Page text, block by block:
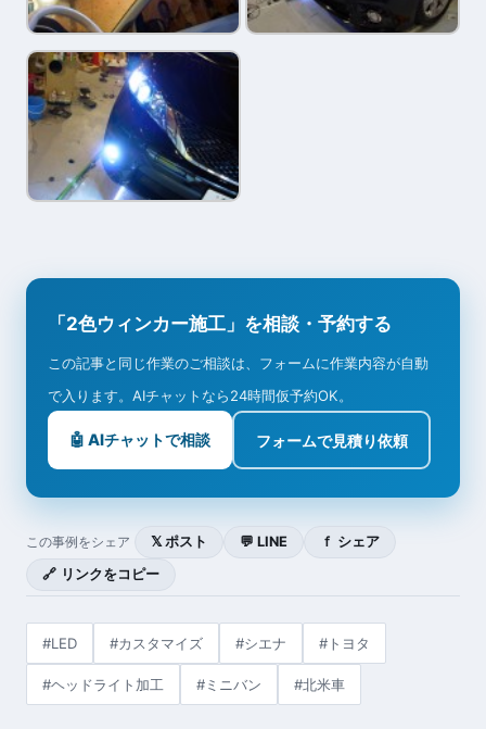
「2色ウィンカー施工」を相談・予約する
この記事と同じ作業のご相談は、フォームに作業内容が自動
で入ります。AIチャットなら24時間仮予約OK。
🤖 AIチャットで相談 フォームで見積り依頼
この事例をシェア 𝕏 ポスト 💬 LINE
ｆ シェア
🔗 リンクをコピー
#LED #カスタマイズ #シエナ #トヨタ
#ヘッドライト加工 #ミニバン #北米車